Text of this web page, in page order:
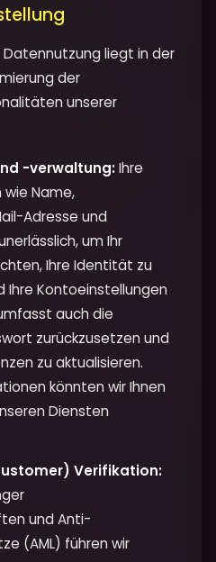
liegt in der
der
unserer
-verwaltung:Ihre
Name,
Adresse und
um Ihr
Ihre Identität zu
Ihre Kontoeinstellungen
auch die
zurückzusetzen und
zu aktualisieren.
könnten wir Ihnen
Diensten
Verifikation:
und Anti-
(AML) führen wir